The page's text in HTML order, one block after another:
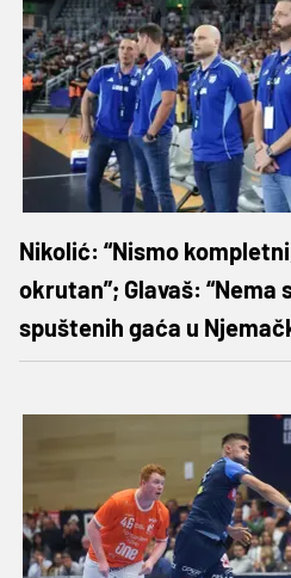
Nikolić: “Nismo
okrutan”; Glavaš: “Nema
spuštenih gaća u